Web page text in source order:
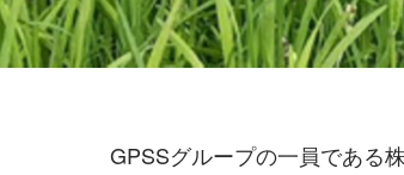
GPSSグループの一員である